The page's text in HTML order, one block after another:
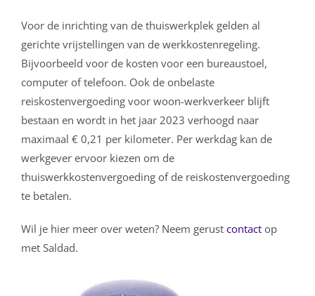
Voor de inrichting van de thuiswerkplek gelden al
gerichte vrijstellingen van de werkkostenregeling.
Bijvoorbeeld voor de kosten voor een bureaustoel,
computer of telefoon. Ook de onbelaste
reiskostenvergoeding voor woon-werkverkeer blijft
bestaan en wordt in het jaar 2023 verhoogd naar
maximaal € 0,21 per kilometer. Per werkdag kan de
werkgever ervoor kiezen om de
thuiswerkkostenvergoeding of de reiskostenvergoeding
te betalen.
Wil je hier meer over weten? Neem gerust contactop
met Saldad.